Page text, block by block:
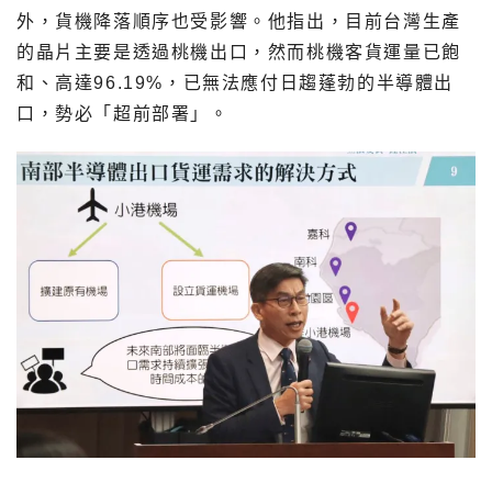
外，貨機降落順序也受影響。他指出，目前台灣生產
的晶片主要是透過桃機出口，然而桃機客貨運量已飽
和、高達96.19%，已無法應付日趨蓬勃的半導體出
口，勢必「超前部署」。